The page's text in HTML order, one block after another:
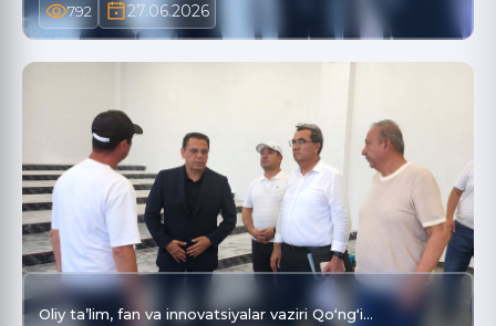
792 27.06.2026
Oliy ta’lim, fan va innovatsiyalar vaziri Qoʻngʻi…